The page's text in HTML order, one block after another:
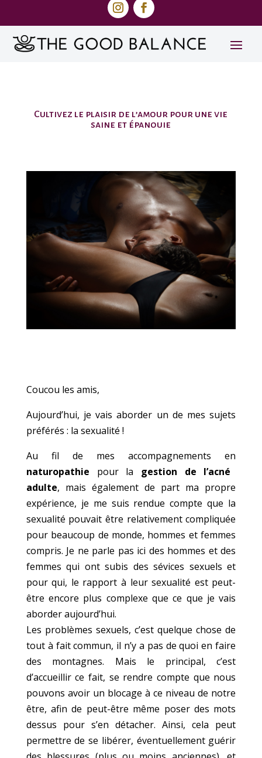
Cultivez le plaisir de l’amour pour une vie
saine et épanouie
Coucou les amis,
Aujourd’hui, je vais aborder un de mes sujets
préférés : la sexualité !
Au fil de mes accompagnements en
naturopathie pour la gestion de l’acné
adulte, mais également de part ma propre
expérience, je me suis rendue compte que la
sexualité pouvait être relativement compliquée
pour beaucoup de monde, hommes et femmes
compris. Je ne parle pas ici des hommes et des
femmes qui ont subis des sévices sexuels et
pour qui, le rapport à leur sexualité est peut-
être encore plus complexe que ce que je vais
aborder aujourd’hui.
Les problèmes sexuels, c’est quelque chose de
tout à fait commun, il n’y a pas de quoi en faire
des montagnes. Mais le principal, c’est
d’accueillir ce fait, se rendre compte que nous
pouvons avoir un blocage à ce niveau de notre
être, afin de peut-être même poser des mots
dessus pour s’en détacher. Ainsi, cela peut
permettre de se libérer, éventuellement guérir